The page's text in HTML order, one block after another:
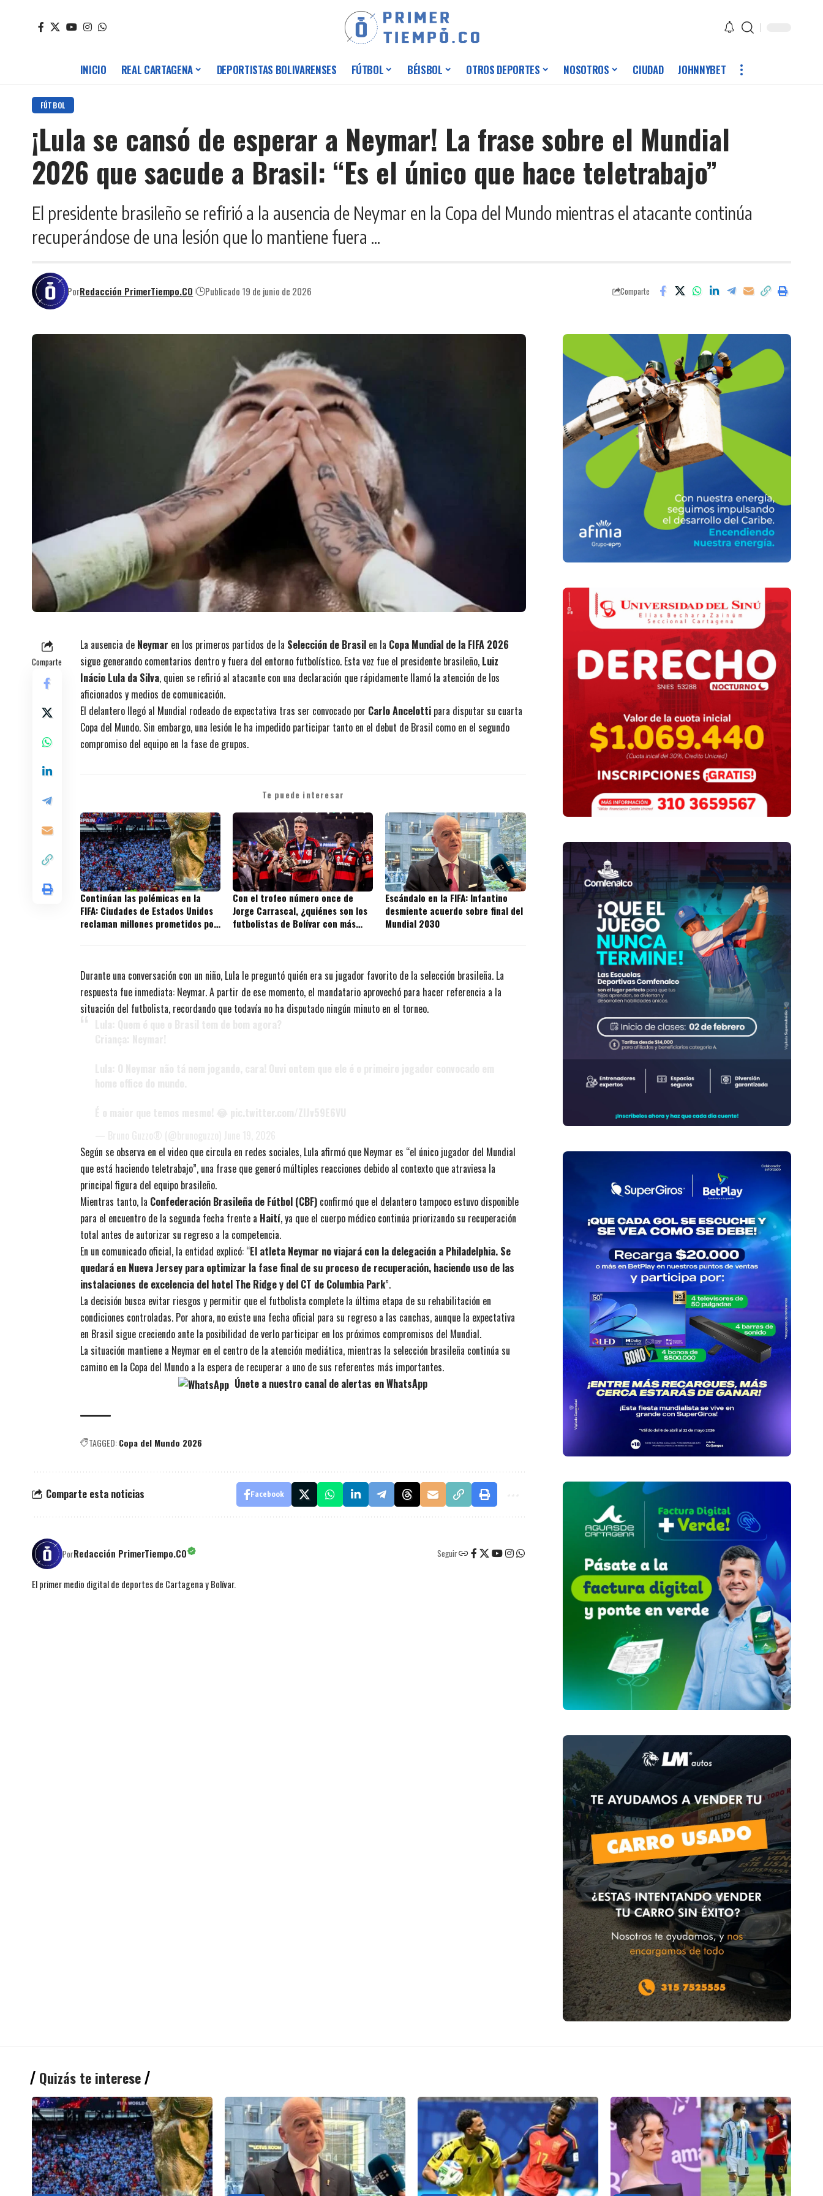
INICIO REAL CARTAGENA DEPORTISTAS BOLIVARENSES FÚTBOL BÉISBOL OTROS DEPORTES NOSOTROS CIUDAD JOHNNYBET
FÚTBOL
¡Lula se cansó de esperar a Neymar! La frase sobre el Mundial
2026 que sacude a Brasil: “Es el único que hace teletrabajo”
El presidente brasileño se refirió a la ausencia de Neymar en la Copa del Mundo mientras el atacante continúa
recuperándose de una lesión que lo mantiene fuera ...
PorRedacción PrimerTiempo.CO Publicado 19 de junio de 2026 Comparte
Comparte
La ausencia de Neymar en los primeros partidos de la Selección de Brasil en la Copa Mundial de la FIFA 2026
sigue generando comentarios dentro y fuera del entorno futbolístico. Esta vez fue el presidente brasileño, Luiz
Inácio Lula da Silva, quien se refirió al atacante con una declaración que rápidamente llamó la atención de los
aficionados y medios de comunicación.
El delantero llegó al Mundial rodeado de expectativa tras ser convocado por Carlo Ancelotti para disputar su cuarta
Copa del Mundo. Sin embargo, una lesión le ha impedido participar tanto en el debut de Brasil como en el segundo
compromiso del equipo en la fase de grupos.
Te puede interesar
Continúan las polémicas en la
FIFA: Ciudades de Estados Unidos
reclaman millones prometidos por
Con el trofeo número once de
Jorge Carrascal, ¿quiénes son los
futbolistas de Bolívar con más
Escándalo en la FIFA: Infantino
desmiente acuerdo sobre final del
Mundial 2030
Durante una conversación con un niño, Lula le preguntó quién era su jugador favorito de la selección brasileña. La
respuesta fue inmediata: Neymar. A partir de ese momento, el mandatario aprovechó para hacer referencia a la
situación del futbolista, recordando que todavía no ha disputado ningún minuto en el torneo.
Según se observa en el video que circula en redes sociales, Lula afirmó que Neymar es “el único jugador del Mundial
que está haciendo teletrabajo”, una frase que generó múltiples reacciones debido al contexto que atraviesa la
principal figura del equipo brasileño.
Mientras tanto, la Confederación Brasileña de Fútbol (CBF) confirmó que el delantero tampoco estuvo disponible
para el encuentro de la segunda fecha frente a Haití, ya que el cuerpo médico continúa priorizando su recuperación
total antes de autorizar su regreso a la competencia.
En un comunicado oficial, la entidad explicó: “El atleta Neymar no viajará con la delegación a Philadelphia. Se
quedará en Nueva Jersey para optimizar la fase final de su proceso de recuperación, haciendo uso de las
instalaciones de excelencia del hotel The Ridge y del CT de Columbia Park”.
La decisión busca evitar riesgos y permitir que el futbolista complete la última etapa de su rehabilitación en
condiciones controladas. Por ahora, no existe una fecha oficial para su regreso a las canchas, aunque la expectativa
en Brasil sigue creciendo ante la posibilidad de verlo participar en los próximos compromisos del Mundial.
La situación mantiene a Neymar en el centro de la atención mediática, mientras la selección brasileña continúa su
camino en la Copa del Mundo a la espera de recuperar a uno de sus referentes más importantes.
Únete a nuestro canal de alertas en WhatsApp
TAGGED:Copa del Mundo 2026
Comparte esta noticias Facebook
PorRedacción PrimerTiempo.CO Seguir
El primer medio digital de deportes de Cartagena y Bolívar.
Quizás te interese